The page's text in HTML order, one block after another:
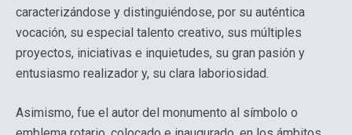
caracterizándose y distinguiéndose, por su auténtica
vocación, su especial talento creativo, sus múltiples
proyectos, iniciativas e inquietudes, su gran pasión y
entusiasmo realizador y, su clara laboriosidad.
Asimismo, fue el autor del monumento al símbolo o